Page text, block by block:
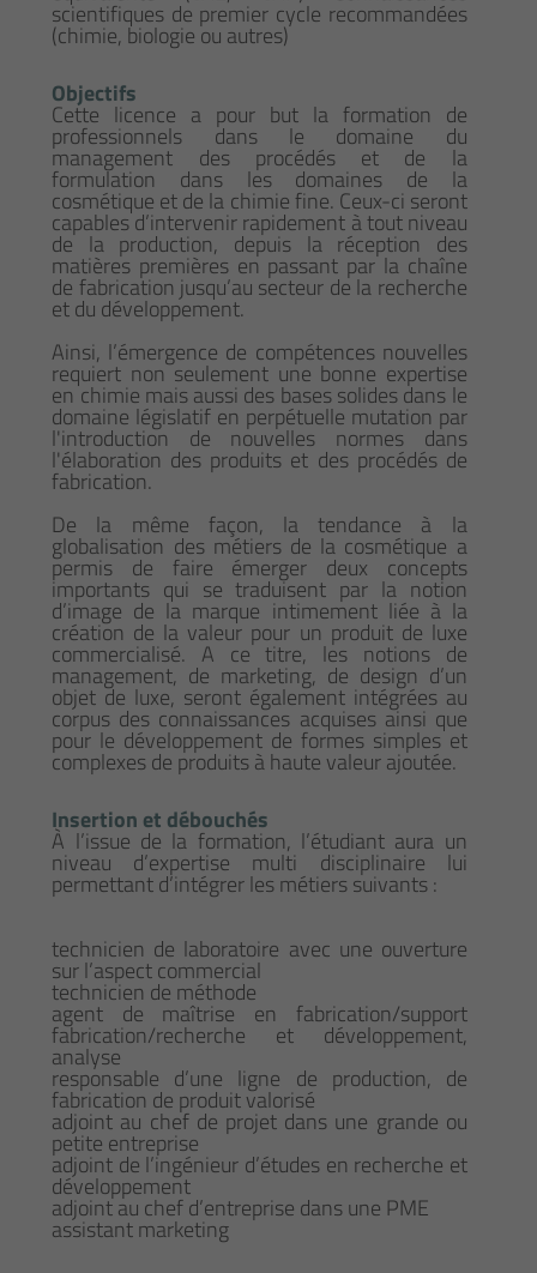
scientifiques de premier cycle recommandées
(chimie, biologie ou autres)
Objectifs
Cette licence a pour but la formation de
professionnels dans le domaine du
management des procédés et de la
formulation dans les domaines de la
cosmétique et de la chimie fine. Ceux-ci seront
capables d’intervenir rapidement à tout niveau
de la production, depuis la réception des
matières premières en passant par la chaîne
de fabrication jusqu’au secteur de la recherche
et du développement.
Ainsi, l’émergence de compétences nouvelles
requiert non seulement une bonne expertise
en chimie mais aussi des bases solides dans le
domaine législatif en perpétuelle mutation par
l'introduction de nouvelles normes dans
l'élaboration des produits et des procédés de
fabrication.
De la même façon, la tendance à la
globalisation des métiers de la cosmétique a
permis de faire émerger deux concepts
importants qui se traduisent par la notion
d’image de la marque intimement liée à la
création de la valeur pour un produit de luxe
commercialisé. A ce titre, les notions de
management, de marketing, de design d’un
objet de luxe, seront également intégrées au
corpus des connaissances acquises ainsi que
pour le développement de formes simples et
complexes de produits à haute valeur ajoutée.
Insertion et débouchés
À l’issue de la formation, l’étudiant aura un
niveau d’expertise multi disciplinaire lui
permettant d’intégrer les métiers suivants :
technicien de laboratoire avec une ouverture
sur l’aspect commercial
technicien de méthode
agent de maîtrise en fabrication/support
fabrication/recherche et développement,
analyse
responsable d’une ligne de production, de
fabrication de produit valorisé
adjoint au chef de projet dans une grande ou
petite entreprise
adjoint de l’ingénieur d’études en recherche et
développement
adjoint au chef d’entreprise dans une PME
assistant marketing